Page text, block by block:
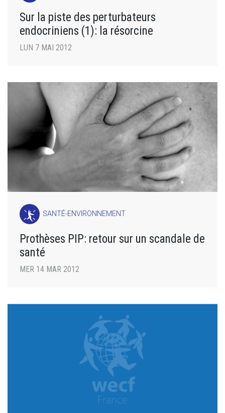
Sur la piste des perturbateurs
endocriniens (1): la résorcine
LUN 7 MAI 2012
SANTÉ-ENVIRONNEMENT
Prothèses PIP: retour sur un scandale de
santé
MER 14 MAR 2012